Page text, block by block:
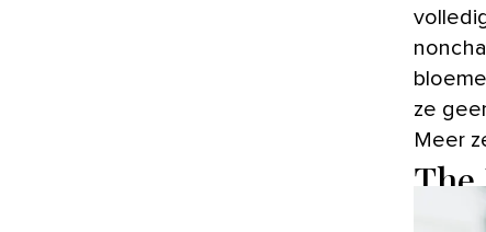
ze
Meer